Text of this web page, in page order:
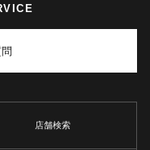
店舗検索